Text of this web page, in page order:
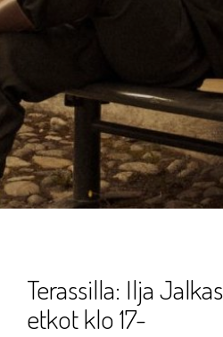
Terassilla: Ilja
etkot klo 17-